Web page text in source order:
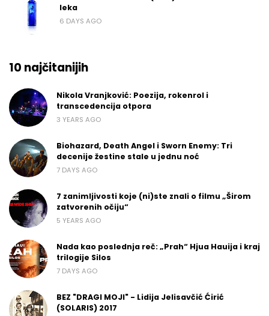
leka
6 DAYS AGO
10 najčitanijih
Nikola Vranjković: Poezija, rokenrol i
transcedencija otpora
3 YEARS AGO
Biohazard, Death Angel i Sworn Enemy: Tri
decenije žestine stale u jednu noć
7 DAYS AGO
7 zanimljivosti koje (ni)ste znali o filmu „Širom
zatvorenih očiju“
5 YEARS AGO
Nada kao poslednja reč: „Prah“ Hjua Hauija i kraj
trilogije Silos
7 DAYS AGO
BEZ "DRAGI MOJI" - Lidija Jelisavčić Ćirić
(SOLARIS) 2017